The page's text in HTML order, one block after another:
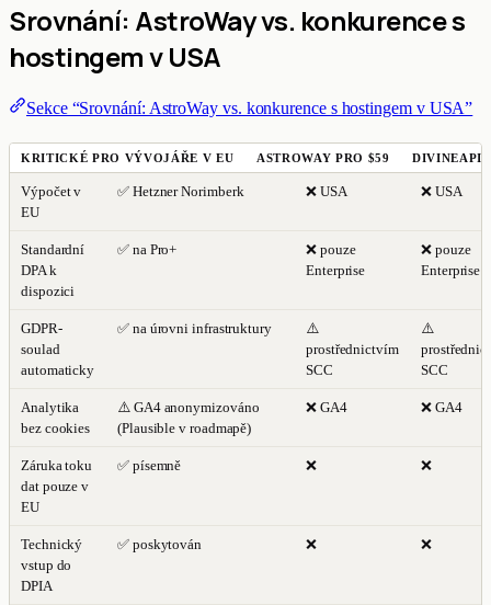
Srovnání: AstroWay vs. konkurence s
hostingem v USA
Sekce “Srovnání: AstroWay vs. konkurence s hostingem v USA”
KRITICKÉ PRO VÝVOJÁŘE V EU ASTROWAY PRO $59 DIVINEAPI
Výpočet v
EU
✅ Hetzner Norimberk ❌ USA ❌ USA
Standardní
DPA k
dispozici
✅ na Pro+
❌ pouze
Enterprise
❌ pouze
Enterprise
GDPR-
soulad
automaticky
✅ na úrovni infrastruktury
⚠️
prostřednictvím
SCC
⚠️
SCC
Analytika
bez cookies
⚠️ GA4 anonymizováno
(Plausible v roadmapě)
❌ GA4 ❌ GA4
Záruka toku
dat pouze v
EU
✅ písemně ❌ ❌
Technický
vstup do
DPIA
✅ poskytován ❌ ❌